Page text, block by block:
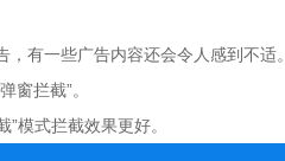
有一些广告内容还会令人感到不适。
拦截”。
模式拦截效果更好。